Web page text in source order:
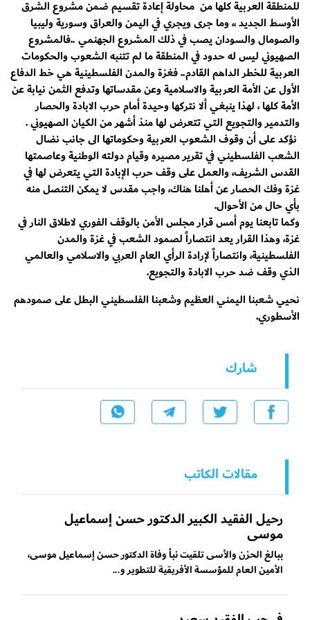
للمنطقة العربية كلها من محاولة إعادة تقسيم ضمن مشروع الشرق
الأوسط الجديد ،، وما جرى ويجري في اليمن والعراق وسورية وليبيا
والصومال والسودان يصب في ذلك المشروع الجهنمي ..فالمشروع
الصهيوني ليس له حدود في المنطقة ما لم تتنبه الشعوب والحكومات
العربية للخطر الداهم القادم.. فغزة والمدن الفلسطينية هي خط الدفاع
الأول عن الأمة العربية والاسلامية وعن مقدساتها وتدفع الثمن نيابة عن
الأمة كلها ، لهذا ينبغي ألا نتركها وحيدة أمام حرب الابادة والحصار
والتدمير والتجويع التي تتعرض لها منذ أشهر من الكيان الصهيوني .
نؤكد على أن وقوف الشعوب العربية وحكوماتها الى جانب نضال
الشعب الفلسطيني في تقرير مصيره وقيام دولته الوطنية وعاصمتها
القدس الشريف، والعمل على وقف حرب الإبادة التي يتعرض لها في
غزة وفك الحصار عن أهلنا هناك، واجب مقدس لا يمكن التنصل منه
بأي حال من الأحوال.
وكما تابعنا يوم أمس قرار مجلس الأمن بالوقف الفوري لاطلاق النار في
غزة، وهذا القرار يعد انتصاراً لصمود الشعب في غزة والمدن
الفلسطينية، وانتصاراً لإرادة الرأي العام العربي والاسلامي والعالمي
الذي وقف ضد حرب الابادة والتجويع.
نحيي شعبنا اليمني العظيم وشعبنا الفلسطيني البطل على صمودهم
الأسطوري.
شارك
مقالات الكاتب
رحيل الفقيد الكبير الدكتور حسن إسماعيل
موسى
ببالغ الحزن والأسى تلقيت نبأ وفاة الدكتور حسن إسماعيل موسى،
الأمين العام للمؤسسة الأفريقية للتطوير و...